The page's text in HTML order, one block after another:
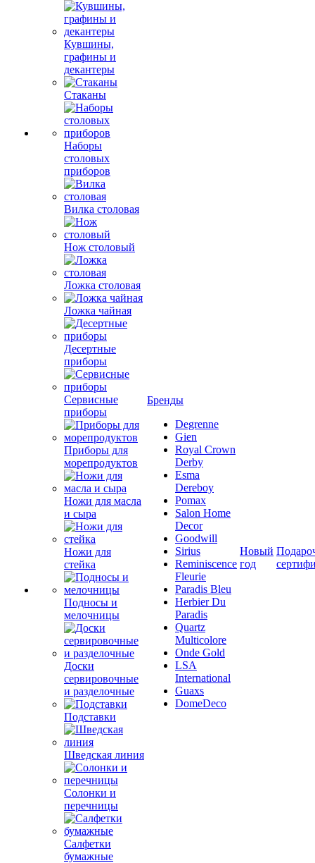
Кувшины,
графины и
декантеры
Стаканы
Наборы
столовых
приборов
Вилка столовая
Нож столовый
Ложка столовая
Ложка чайная
Десертные
приборы
Сервисные
приборы
Приборы для
морепродуктов
Ножи для масла
и сыра
Ножи для
стейка
Подносы и
мелочницы
Доски
сервировочные
и разделочные
Подставки
Шведская линия
Солонки и
перечницы
Салфетки
бумажные
Бренды
Degrenne
Gien
Royal Crown
Derby
Esma
Dereboy
Pomax
Salon Home
Decor
Goodwill
Sirius
Reminiscence
Fleurie
Paradis Bleu
Herbier Du
Paradis
Quartz
Multicolore
Onde Gold
LSA
International
Guaxs
DomeDeco
Новый
год